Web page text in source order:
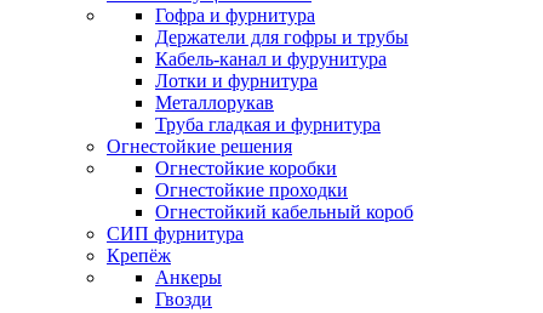
Гофра и фурнитура
Держатели для гофры и трубы
Кабель-канал и фурунитура
Лотки и фурнитура
Металлорукав
Труба гладкая и фурнитура
Огнестойкие решения
Огнестойкие коробки
Огнестойкие проходки
Огнестойкий кабельный короб
СИП фурнитура
Крепёж
Анкеры
Гвозди